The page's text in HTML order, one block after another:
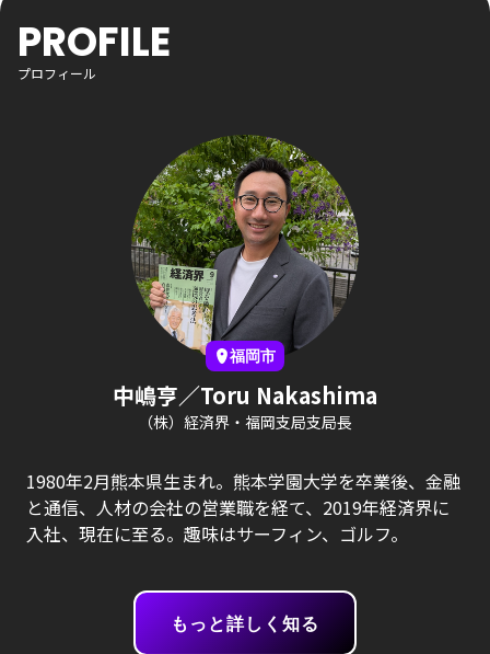
PROFILE
プロフィール
福岡市
中嶋亨／Toru Nakashima
（株）経済界・福岡支局支局長
1980年2月熊本県生まれ。熊本学園大学を卒業後、金融
と通信、人材の会社の営業職を経て、2019年経済界に
入社、現在に至る。趣味はサーフィン、ゴルフ。
もっと詳しく知る